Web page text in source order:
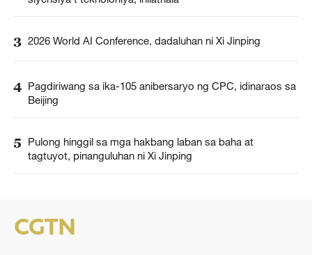
3 2026 World AI Conference, dadaluhan ni Xi Jinping
4 Pagdiriwang sa ika-105 anibersaryo ng CPC, idinaraos sa
Beijing
5
Pulong hinggil sa mga hakbang laban sa baha at
tagtuyot, pinanguluhan ni Xi Jinping